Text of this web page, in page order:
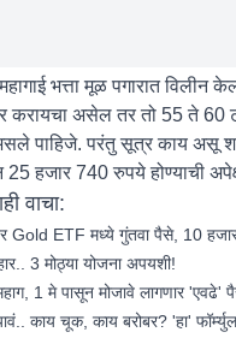
भत्ता मूळ पगारात
करायचा असेल तर तो 55 ते
पाहिजे. परंतु सूत्र काय असू
हजार 740 रुपये होण्याची
वाचा:
Gold ETF मध्ये गुंतवा पैसे, 10 हजार
3 मोठ्या योजना अपयशी!
1 मे पासून मोजावे लागणार 'एवढे'
काय चूक, काय बरोबर? 'हा'